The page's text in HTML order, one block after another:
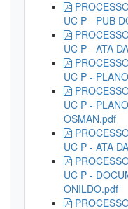
UC P - PUB
UC P - ATA
UC P -
UC P -
OSMAN.pdf
UC P - ATA
UC P -
ONILDO.pdf